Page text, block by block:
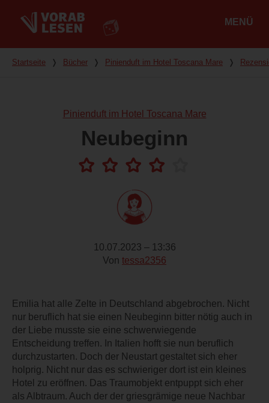
MENÜ
Du bist hier
Startseite ❭ Bücher ❭ Pinienduft im Hotel Toscana Mare ❭
Pinienduft im Hotel Toscana Mare
Neubeginn
10.07.2023 – 13:36
Von tessa2356
Emilia hat alle Zelte in Deutschland abgebrochen. Nicht
nur beruflich hat sie einen Neubeginn bitter nötig auch in
der Liebe musste sie eine schwerwiegende
Entscheidung treffen. In Italien hofft sie nun beruflich
durchzustarten. Doch der Neustart gestaltet sich eher
holprig. Nicht nur das es schwieriger dort ist ein kleines
Hotel zu eröffnen. Das Traumobjekt entpuppt sich eher
als Albtraum. Auch der der griesgrämige neue Nachbar